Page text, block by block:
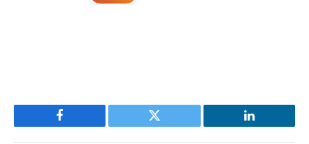
Facebook Twitter LinkedIn